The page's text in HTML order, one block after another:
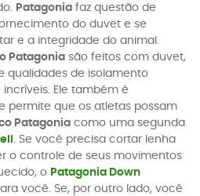
Patagonia faz questão de
do duvet e se
e a integridade do animal.
Patagonia são feitos com duvet,
qualidades de isolamento
Ele também é
permite que os atletas possam
Patagonia como uma segunda
. Se você precisa cortar lenha
o controle de seus movimentos
o Patagonia Down
você. Se, por outro lado, você